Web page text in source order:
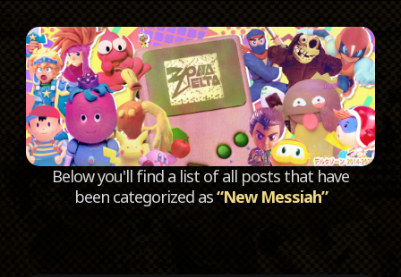
Below you'll find a list of all posts that have
been categorized as“New Messiah”